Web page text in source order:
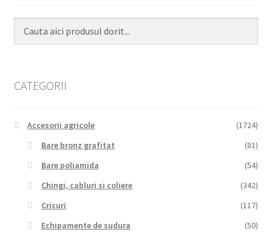
CATEGORII
Accesorii agricole
(1724)
Bare bronz grafitat
(81)
Bare poliamida
(54)
Chingi, cabluri si coliere
(342)
Cricuri
(117)
Echipamente de sudura
(50)